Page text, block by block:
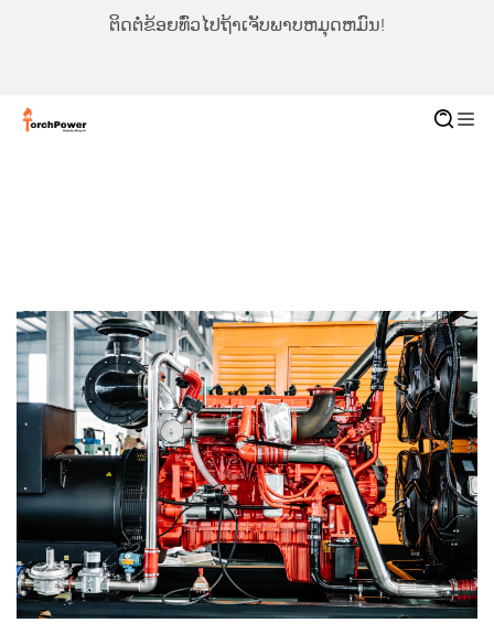
ຕິດຕໍ່ຂ້ອຍທົ່ວໄປຖ້າເຈັບພາບຫມຸດຫມົນ!